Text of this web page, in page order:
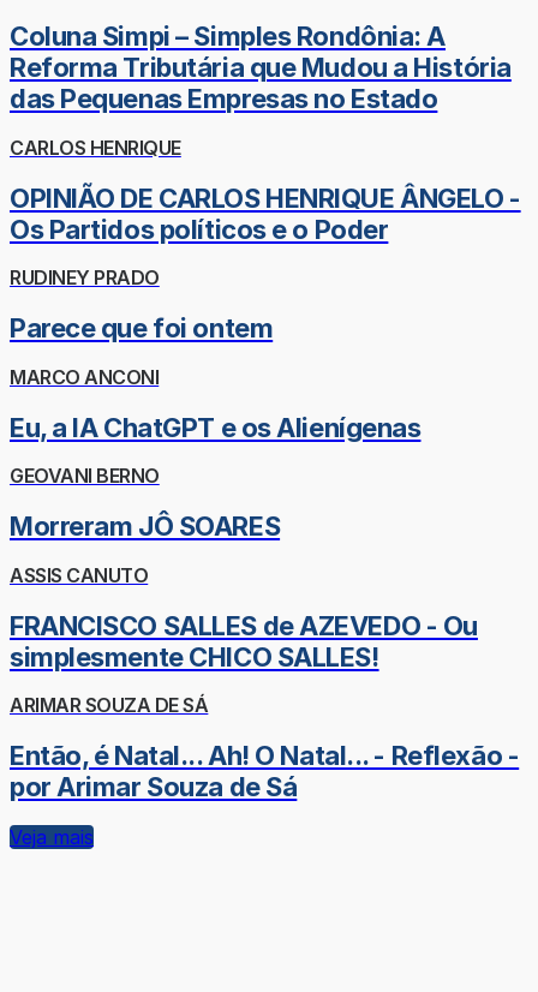
Coluna Simpi – Simples Rondônia: A
Reforma Tributária que Mudou a História
das Pequenas Empresas no Estado
CARLOS HENRIQUE
OPINIÃO DE CARLOS HENRIQUE ÂNGELO -
Os Partidos políticos e o Poder
RUDINEY PRADO
Parece que foi ontem
MARCO ANCONI
Eu, a IA ChatGPT e os Alienígenas
GEOVANI BERNO
Morreram JÔ SOARES
ASSIS CANUTO
FRANCISCO SALLES de AZEVEDO - Ou
simplesmente CHICO SALLES!
ARIMAR SOUZA DE SÁ
Então, é Natal... Ah! O Natal... - Reflexão -
por Arimar Souza de Sá
Veja mais